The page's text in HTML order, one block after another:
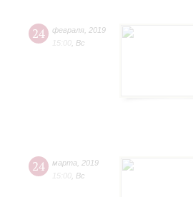
24 февраля 2019
15:00 Вс
24 марта
2019
15:00 Вс